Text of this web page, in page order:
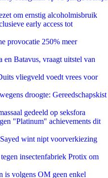
om ernstig alcoholmisbruik
early access tot
provocatie 250% meer
en Batavus, vraagt uitstel van
vliegveld voedt vrees voor
droogte: Gereedschapskist
gedeeld op seksfora
"Platinum" achievements dit
wint nipt voorverkiezing
insectenfabriek Protix om
is volgens OM geen enkel